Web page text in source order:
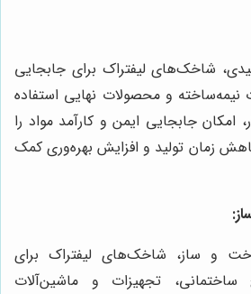
شاخک‌های لیفتراک برای جابجایی
نیمه‌ساخته و محصولات نهایی استفاده
امکان جابجایی ایمن و کارآمد مواد را
زمان تولید و افزایش بهره‌وری کمک
و ساز، شاخک‌های لیفتراک برای
ساختمانی، تجهیزات و ماشین‌آلات